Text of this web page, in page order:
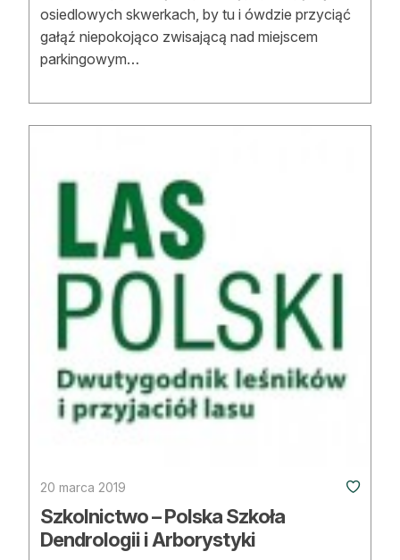
osiedlowych skwerkach, by tu i ówdzie przyciąć
gałąź niepokojąco zwisającą nad miejscem
parkingowym…
20 marca 2019
Szkolnictwo – Polska Szkoła
Dendrologii i Arborystyki